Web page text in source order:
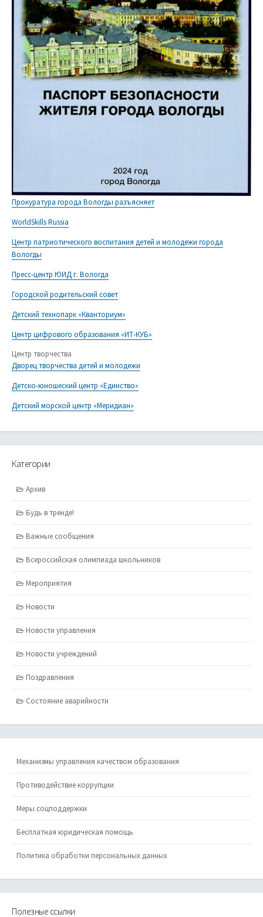
Прокуратура города Вологды разъясняет
WorldSkills Russia
Центр патриотического воспитания детей и молодежи города
Вологды
Пресс-центр ЮИД г. Вологда
Городской родительский совет
Детский технопарк «Кванториум»
Центр цифрового образования «ИТ-КУБ»
Центр творчества
Дворец творчества детей и молодежи
Детско-юношеский центр «Единство»
Детский морской центр «Меридиан»
Категории
Архив
Будь в тренде!
Важные сообщения
Всероссийская олимпиада школьников
Мероприятия
Новости
Новости управления
Новости учреждений
Поздравления
Состояние аварийности
Механизмы управления качеством образования
Противодействие коррупции
Меры соцподдержки
Бесплатная юридическая помощь
Политика обработки персональных данных
Полезные ссылки